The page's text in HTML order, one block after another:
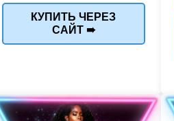
КУПИТЬ ЧЕРЕЗ
САЙТ ➠